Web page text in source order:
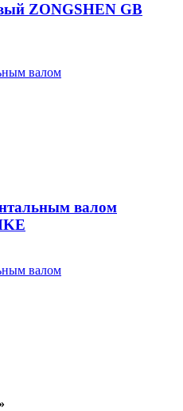
ZONGSHEN GB
валом
валом
валом